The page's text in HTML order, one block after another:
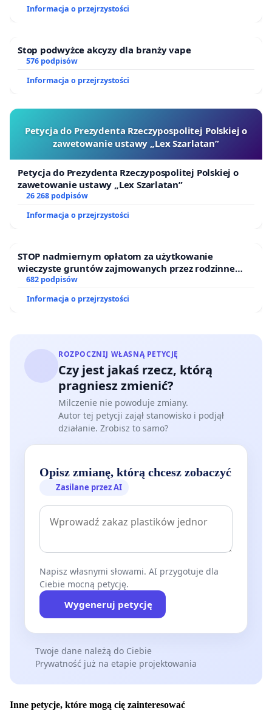
Informacja o przejrzystości
Stop podwyżce akcyzy dla branży vape
576 podpisów
Informacja o przejrzystości
Petycja do Prezydenta Rzeczypospolitej Polskiej o
zawetowanie ustawy „Lex Szarlatan”
Petycja do Prezydenta Rzeczypospolitej Polskiej o
zawetowanie ustawy „Lex Szarlatan”
26 268 podpisów
Informacja o przejrzystości
STOP nadmiernym opłatom za użytkowanie
wieczyste gruntów zajmowanych przez rodzinne
ogrody działkowe.
682 podpisów
Informacja o przejrzystości
ROZPOCZNIJ WŁASNĄ PETYCJĘ
Czy jest jakaś rzecz, którą
pragniesz zmienić?
Milczenie nie powoduje zmiany.
Autor tej petycji zajął stanowisko i podjął
działanie. Zrobisz to samo?
Opisz zmianę, którą chcesz zobaczyć
Zasilane przez AI
Napisz własnymi słowami. AI przygotuje dla
Ciebie mocną petycję.
Wygeneruj petycję
Twoje dane należą do Ciebie
Prywatność już na etapie projektowania
Inne petycje, które mogą cię zainteresować